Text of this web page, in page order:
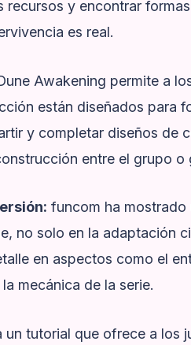
recursos y encontrar
es real.
Awakening permite a
están diseñados para
y completar diseños de
entre el grupo o
funcom ha
no solo en la adaptación
en aspectos como el
mecánica de la serie.
un tutorial que ofrece a los